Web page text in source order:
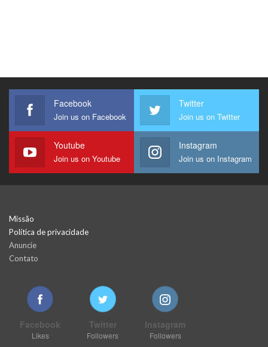
Facebook
Join us on Facebook
Twitter
Join us on Twitter
Youtube
Join us on Youtube
Instagram
Join us on Instagram
Missão
Política de privacidade
Anuncie
Contato
Facebook
Likes
Twitter
Followers
Instagram
Followers